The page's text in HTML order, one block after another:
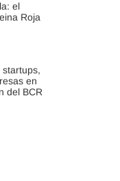
el
Roja
startups,
en
del BCR